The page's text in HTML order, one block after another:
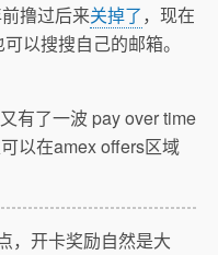
撸过后来关掉了，现在
以搜搜自己的邮箱。
有了一波 pay over time
以在amex offers区域
，开卡奖励自然是大